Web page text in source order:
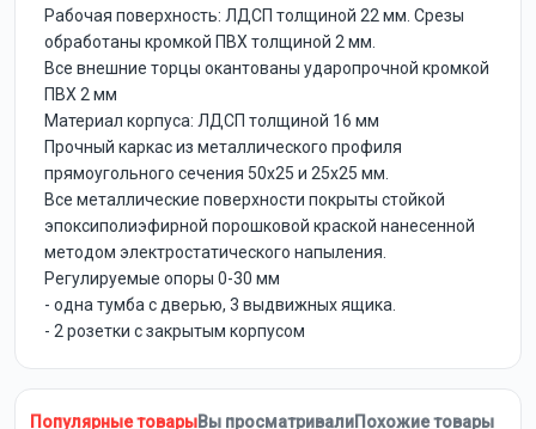
Рабочая поверхность: ЛДСП толщиной 22 мм. Срезы
обработаны кромкой ПВХ толщиной 2 мм.
Все внешние торцы окантованы ударопрочной кромкой
ПВХ 2 мм
Материал корпуса: ЛДСП толщиной 16 мм
Прочный каркас из металлического профиля
прямоугольного сечения 50х25 и 25х25 мм.
Все металлические поверхности покрыты стойкой
эпоксиполиэфирной порошковой краской нанесенной
методом электростатического напыления.
Регулируемые опоры 0-30 мм
- одна тумба с дверью, 3 выдвижных ящика.
- 2 розетки с закрытым корпусом
Популярные товарыВы просматривалиПохожие товары